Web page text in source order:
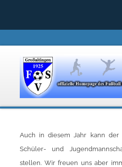
Auch in diesem Jahr kann der
Schüler- und
stellen. Wir freuen uns aber